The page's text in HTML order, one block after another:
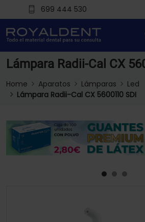
699 444 530
Lámpara Radii-Cal CX
Home Aparatos Lámparas
Led
Lámpara Radii-Cal CX 5600110 SDI